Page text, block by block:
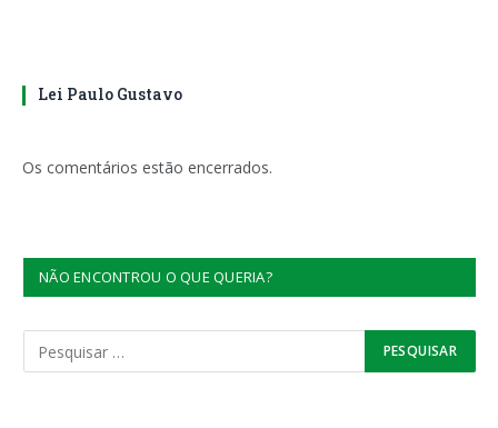
Lei Paulo Gustavo
Os comentários estão encerrados.
NÃO ENCONTROU O QUE QUERIA?